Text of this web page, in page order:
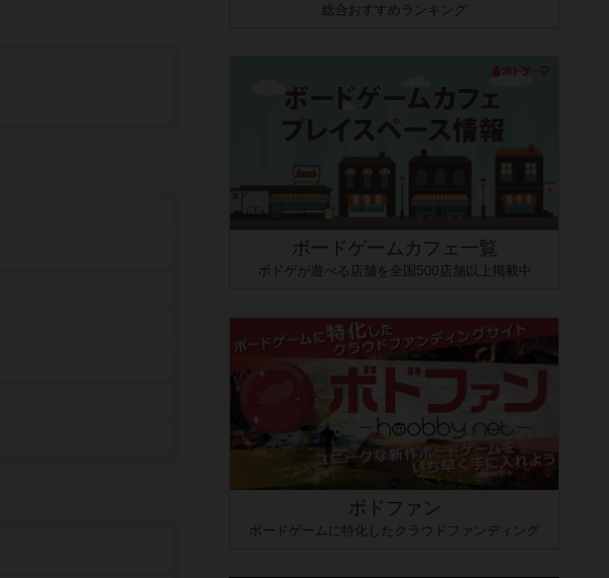
総合おすすめランキング
ボードゲームカフェ一覧
ボドゲが遊べる店舗を全国500店舗以上掲載中
ボドファン
ボードゲームに特化したクラウドファンディング